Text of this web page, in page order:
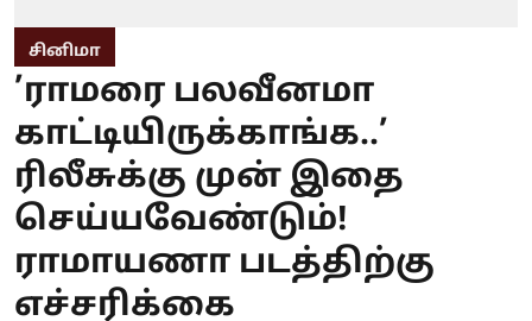
சினிமா
’ராமரை பலவீனமா
காட்டியிருக்காங்க..’
ரிலீசுக்கு முன் இதை
செய்யவேண்டும்!
ராமாயணா படத்திற்கு
எச்சரிக்கை